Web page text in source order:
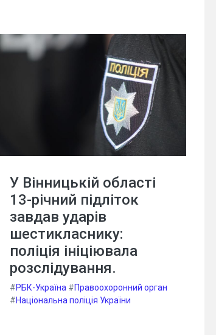
У Вінницькій області
13-річний підліток
завдав ударів
шестикласнику:
поліція ініціювала
розслідування.
#РБК-Україна #Правоохоронний орган
#Національна поліція України